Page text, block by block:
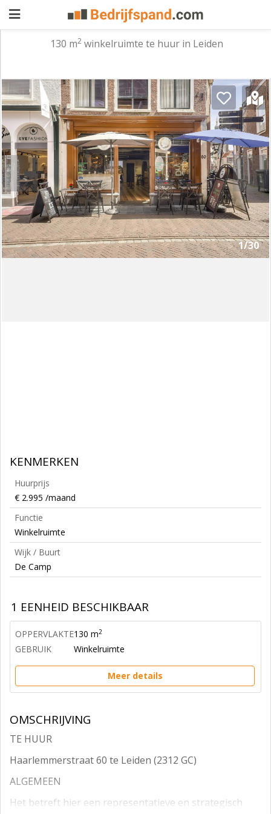
aanbieden
Pand
zoeken
Waarom
adverteren
Premium
adverteren
Blog
Registreren
Login
130 m2 winkelruimte te huur in Leiden
1/30
KENMERKEN
Huurprijs
€ 2.995 /maand
Functie
Winkelruimte
Wijk / Buurt
De Camp
1 EENHEID BESCHIKBAAR
OPPERVLAKTE130 m2
GEBRUIK Winkelruimte
Meer details
OMSCHRIJVING
TE HUUR
Haarlemmerstraat 60 te Leiden (2312 GC)
ALGEMEEN
Het betreft hier een representatieve en strategisch